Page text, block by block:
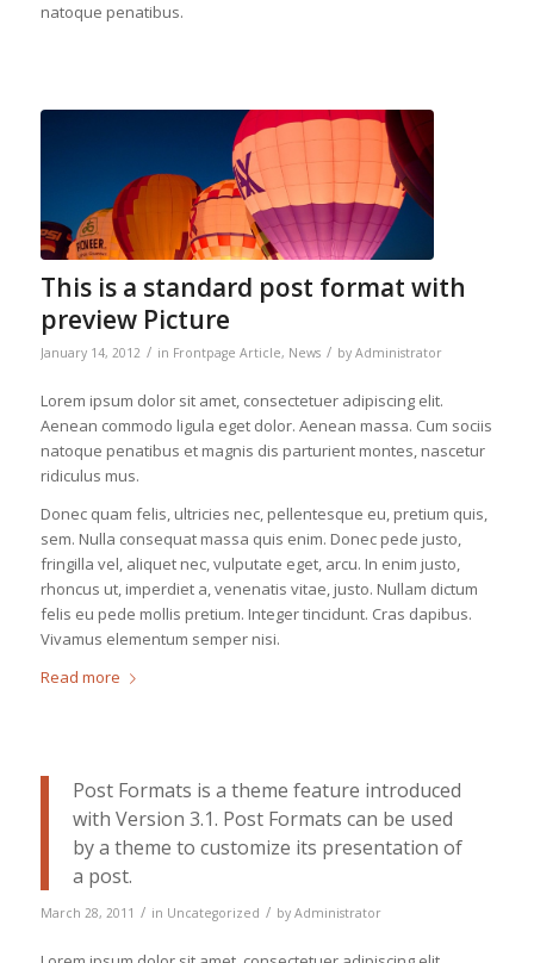
natoque penatibus.
This is a standard post format with
preview Picture
January 14, 2012 / in Frontpage Article, News / by Administrator
Lorem ipsum dolor sit amet, consectetuer adipiscing elit.
Aenean commodo ligula eget dolor. Aenean massa. Cum sociis
natoque penatibus et magnis dis parturient montes, nascetur
ridiculus mus.
Donec quam felis, ultricies nec, pellentesque eu, pretium quis,
sem. Nulla consequat massa quis enim. Donec pede justo,
fringilla vel, aliquet nec, vulputate eget, arcu. In enim justo,
rhoncus ut, imperdiet a, venenatis vitae, justo. Nullam dictum
felis eu pede mollis pretium. Integer tincidunt. Cras dapibus.
Vivamus elementum semper nisi.
Read more
Post Formats is a theme feature introduced
with Version 3.1. Post Formats can be used
by a theme to customize its presentation of
a post.
March 28, 2011 / in Uncategorized / by Administrator